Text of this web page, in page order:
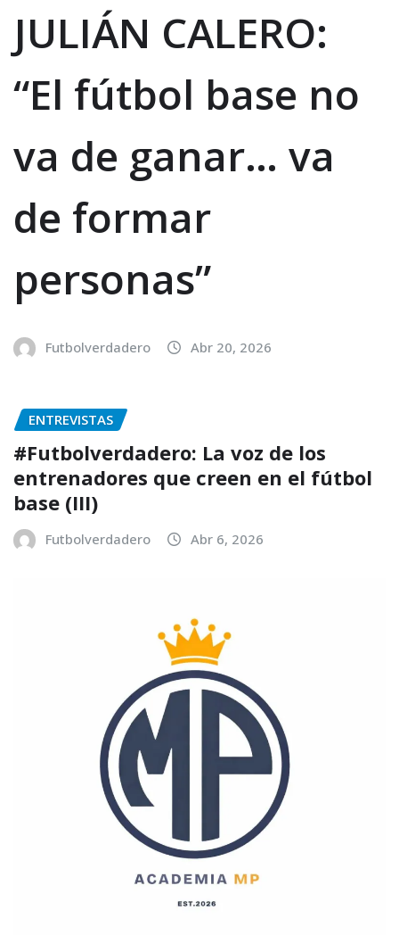
JULIÁN CALERO:
“El fútbol base no
va de ganar… va
de formar
personas”
Futbolverdadero Abr 20, 2026
ENTREVISTAS
#Futbolverdadero: La voz de los
entrenadores que creen en el fútbol
base (III)
Futbolverdadero Abr 6, 2026